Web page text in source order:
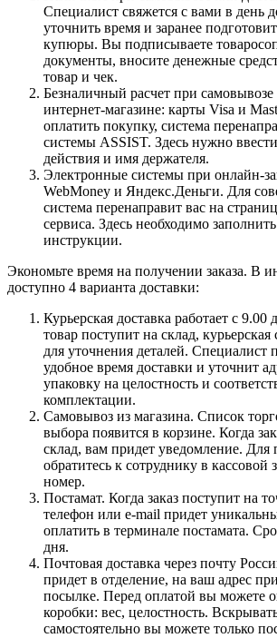
Специалист свяжется с вами в день
уточнить время и заранее
купюры. Вы подписываете
документы, вносите денежные
товар и чек.
Безналичный расчет при
интернет-магазине: карты Visa и
оплатить покупку, система
системы ASSIST. Здесь нужно
действия и имя держателя.
Электронные системы при онлайн-
WebMoney и Яндекс.Деньги. Для
система перенаправит вас на
сервиса. Здесь необходимо
инструкции.
Экономьте время на получении заказа. В
доступно 4 варианта доставки:
Курьерская доставка работает с 9.00
товар поступит на склад, курьерская
для уточнения деталей. Специалист
удобное время доставки и уточнит
упаковку на целостность и
комплектации.
Самовывоз из магазина. Список
выбора появится в корзине. Когда
склад, вам придет уведомление. Для
обратитесь к сотруднику в кассовой
номер.
Постамат. Когда заказ поступит на
телефон или e-mail придет
оплатить в терминале постамата.
дня.
Почтовая доставка через почту
придет в отделение, на ваш адрес
посылке. Перед оплатой вы можете
коробки: вес, целостность.
самостоятельно вы можете только